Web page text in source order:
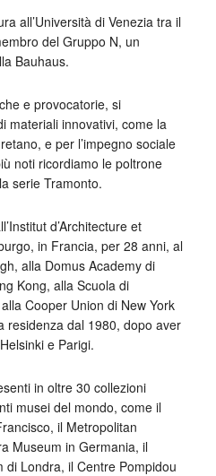
all’Università di Venezia tra il
del Gruppo N, un
Bauhaus.
e provocatorie, si
materiali innovativi, come la
e per l’impegno sociale
noti ricordiamo le poltrone
serie Tramonto.
d’Architecture et
in Francia, per 28 anni, al
alla Domus Academy di
Kong, alla Scuola di
Cooper Union di New York
residenza dal 1980, dopo aver
e Parigi.
in oltre 30 collezioni
musei del mondo, come il
il Metropolitan
Museum in Germania, il
di Londra, il Centre Pompidou